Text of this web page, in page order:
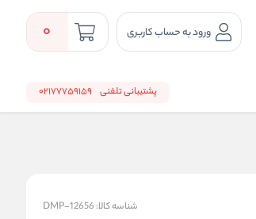
ورود به حساب کاربری 0
پشتیبانی تلفنی 02177759159
شناسه کالا: DMP-12656